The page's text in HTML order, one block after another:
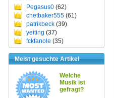
Pegasus0 (62)
chetbaker555 (61)
patrikbeck (39)
yeiting (37)
fckfanole (35)
Meist gesuchte Artikel
Welche
Musik ist
gefragt?